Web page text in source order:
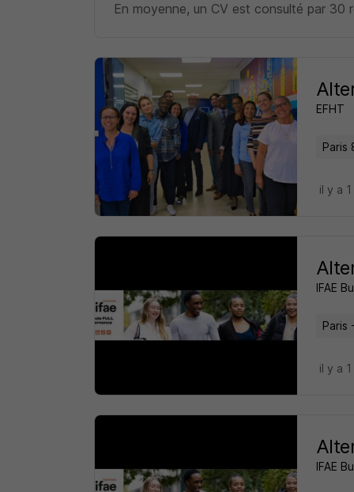
En moyenne, un CV est consulté par 30
EFHT
Paris
il y a
IFAE
Paris
il y a
IFAE